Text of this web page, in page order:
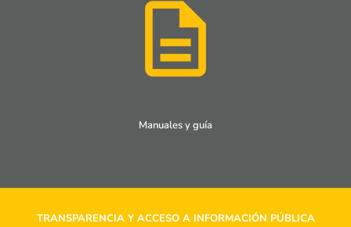
Manuales y guía
TRANSPARENCIA Y ACCESO A INFORMACIÓN PÚBLICA